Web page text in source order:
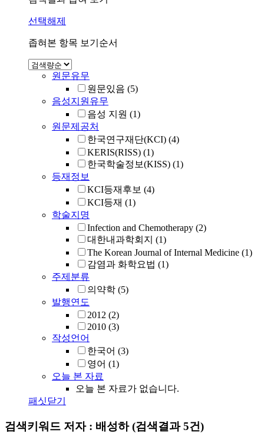
선택해제
좁혀본 항목 보기순서
원문유무
원문있음 (5)
음성지원유무
음성 지원 (1)
원문제공처
한국연구재단(KCI) (4)
KERIS(RISS) (1)
한국학술정보(KISS) (1)
등재정보
KCI등재후보 (4)
KCI등재 (1)
학술지명
Infection and Chemotherapy (2)
대한내과학회지 (1)
The Korean Journal of Internal Medicine (1)
감염과 화학요법 (1)
주제분류
의약학 (5)
발행연도
2012 (2)
2010 (3)
작성언어
한국어 (3)
영어 (1)
오늘 본 자료
오늘 본 자료가 없습니다.
패싯닫기
검색키워드 저자 : 배성하(검색결과 5건)